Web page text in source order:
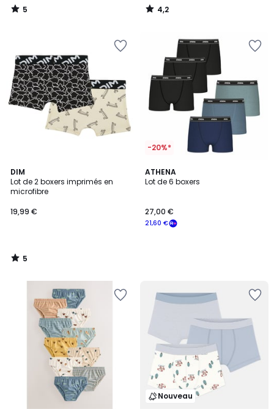
5
/
4,2
/
DIM
Lot de 2 boxers imprimés en
microfibre
19,99 €
5
/
5
5
/
-20%*
ATHENA
Lot de 6 boxers
21,60 €
27,00 €
Nouveau